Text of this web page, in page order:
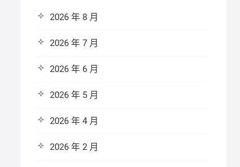
2026 年 8 月
2026 年 7 月
2026 年 6 月
2026 年 5 月
2026 年 4 月
2026 年 2 月